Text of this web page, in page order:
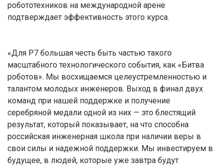
робототехников на международной арене
подтверждает эффективность этого курса.
«Для Р7 большая честь быть частью такого
масштабного технологического события, как «Битва
роботов». Мы восхищаемся целеустремленностью и
талантом молодых инженеров. Выход в финал двух
команд при нашей поддержке и получение
серебряной медали одной из них — это блестящий
результат, который показывает, на что способна
российская инженерная школа при наличии веры в
свои силы и надежной поддержки. Мы инвестируем в
будущее, в людей, которые уже завтра будут